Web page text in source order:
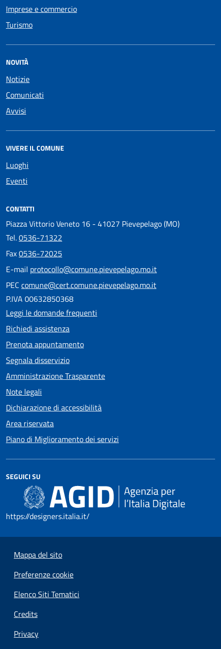
Imprese e commercio
Turismo
NOVITÀ
Notizie
Comunicati
Avvisi
VIVERE IL COMUNE
Luoghi
Eventi
CONTATTI
Piazza Vittorio Veneto 16 - 41027 Pievepelago (MO)
Tel.0536-71322
Fax0536-72025
E-mail protocollo@comune.pievepelago.mo.it
PEC comune@cert.comune.pievepelago.mo.it
P.IVA 00632850368
Leggi le domande frequenti
Richiedi assistenza
Prenota appuntamento
Segnala disservizio
Amministrazione Trasparente
Note legali
Dichiarazione di accessibilità
Area riservata
Piano di Miglioramento dei servizi
SEGUICI SU
https://designers.italia.it/
Mappa del sito
Preferenze cookie
Elenco Siti Tematici
Credits
Privacy